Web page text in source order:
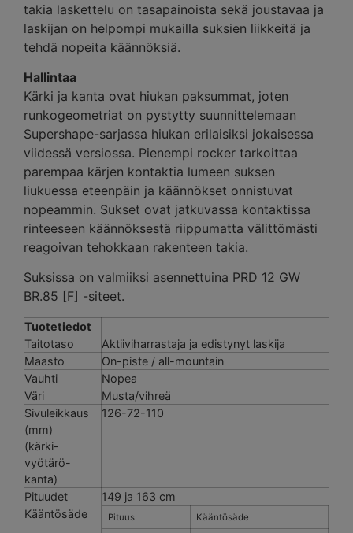
takia laskettelu on tasapainoista sekä joustavaa ja
laskijan on helpompi mukailla suksien liikkeitä ja
tehdä nopeita käännöksiä.
Hallintaa
Kärki ja kanta ovat hiukan paksummat, joten
runkogeometriat on pystytty suunnittelemaan
Supershape-sarjassa hiukan erilaisiksi jokaisessa
viidessä versiossa. Pienempi rocker tarkoittaa
parempaa kärjen kontaktia lumeen suksen
liukuessa eteenpäin ja käännökset onnistuvat
nopeammin. Sukset ovat jatkuvassa kontaktissa
rinteeseen käännöksestä riippumatta välittömästi
reagoivan tehokkaan rakenteen takia.
Suksissa on valmiiksi asennettuina PRD 12 GW
BR.85 [F] -siteet.
Tuotetiedot
Taitotaso
Aktiiviharrastaja ja edistynyt laskija
Maasto
On-piste / all-mountain
Vauhti
Nopea
Väri
Musta/vihreä
Sivuleikkaus
(mm)
(kärki-
vyötärö-
kanta)
126-72-110
Pituudet
149 ja 163 cm
Kääntösäde
Pituus Kääntösäde